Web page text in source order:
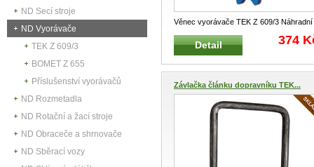
ND Secí stroje
ND Vyorávače
TEK Z 609/3
BOMET Z 655
Příslušenství vyorávačů
ND Rozmetadla
ND Rotační a žací stroje
ND Obraceče a shrnovače
ND Sběrací vozy
Věnec vyorávače TEK Z 609/3 Náhradní
samostatný věnec ozubeného kola
Detail 374
Závlačka článku dopravníku TEK...